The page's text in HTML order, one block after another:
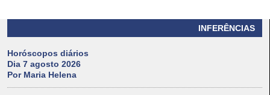
INFERÊNCIAS
Horóscopos diários
Dia 7 agosto 2026
Por Maria Helena